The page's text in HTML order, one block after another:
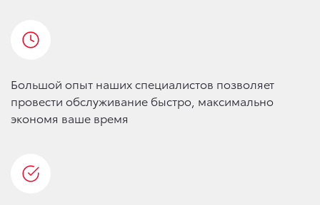
Большой опыт наших специалистов позволяет
провести обслуживание быстро, максимально
экономя ваше время